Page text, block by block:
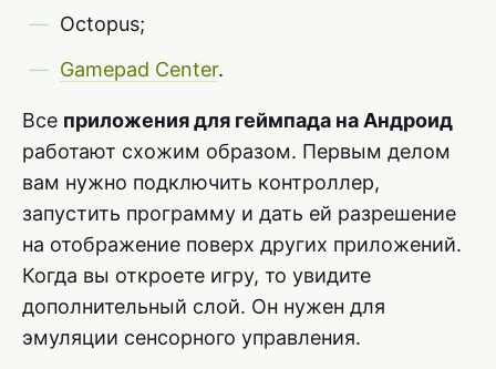
Octopus;
Gamepad Center.
Все приложения для геймпада на Андроид
работают схожим образом. Первым делом
вам нужно подключить контроллер,
запустить программу и дать ей разрешение
на отображение поверх других приложений.
Когда вы откроете игру, то увидите
дополнительный слой. Он нужен для
эмуляции сенсорного управления.